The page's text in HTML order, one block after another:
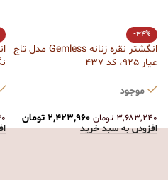
-34%
انگشتر نقره زنانه Gemless مدل تاج
عیار 925، کد 437
موجود
۳,۶۸۳,۲۴۰ تومان ۲,۴۲۳,۹۶۰ تومان
افزودن به سبد خرید